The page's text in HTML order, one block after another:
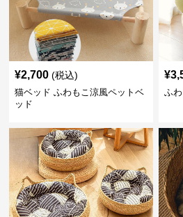
¥2,700 (税込)
猫ベッド ふわもこ涼風ペットベ
ッド
¥
ふ